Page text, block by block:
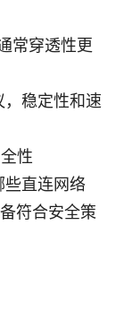
常穿透性更
稳定性和速
性
些直连网络
符合安全策